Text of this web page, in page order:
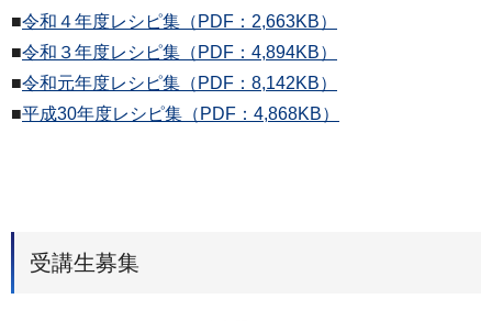
■令和４年度レシピ集（PDF：2,663KB）
■令和３年度レシピ集（PDF：4,894KB）
■令和元年度レシピ集（PDF：8,142KB）
■平成30年度レシピ集（PDF：4,868KB）
受講生募集